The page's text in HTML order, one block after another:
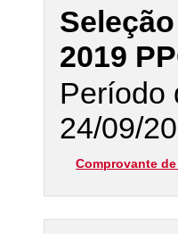
2019
Período
24/09/
Comprovante